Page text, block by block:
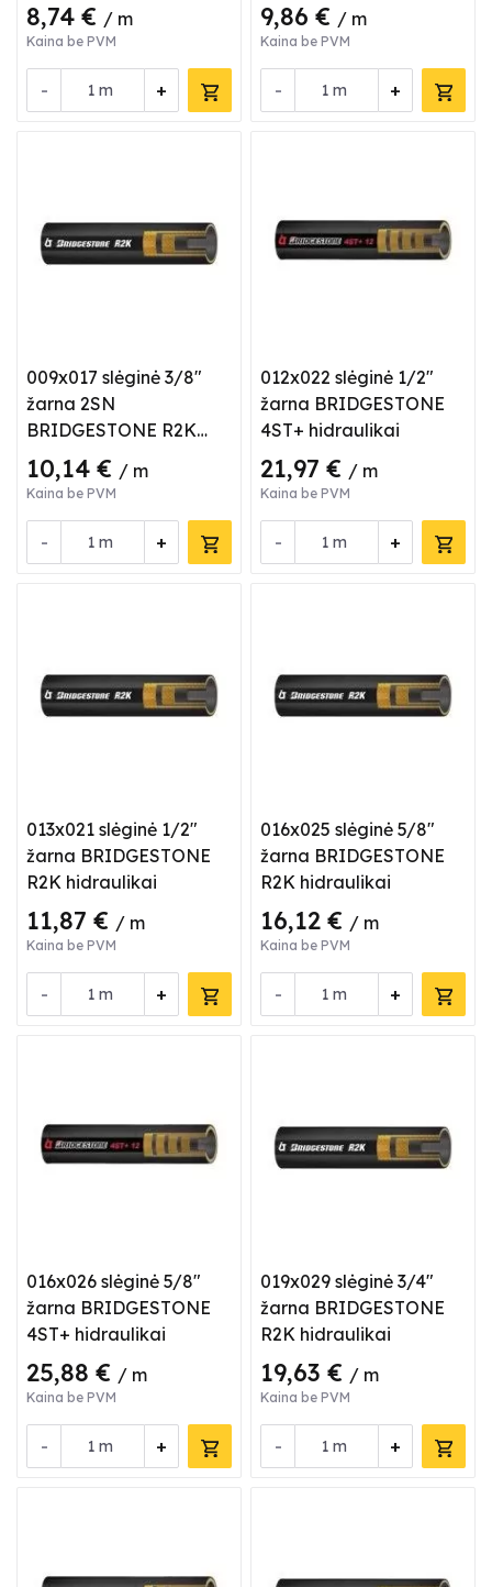
8,74 € / m
Kaina be PVM
- +
m
9,86 € / m
Kaina be PVM
- +
m
009x017 slėginė 3/8"
žarna 2SN
BRIDGESTONE R2K
hidraulikai
10,14 € / m
Kaina be PVM
- +
m
012x022 slėginė 1/2"
žarna BRIDGESTONE
4ST+ hidraulikai
21,97 € / m
Kaina be PVM
- +
m
013x021 slėginė 1/2"
žarna BRIDGESTONE
R2K hidraulikai
11,87 € / m
Kaina be PVM
- +
m
016x025 slėginė 5/8"
žarna BRIDGESTONE
R2K hidraulikai
16,12 € / m
Kaina be PVM
- +
m
016x026 slėginė 5/8"
žarna BRIDGESTONE
4ST+ hidraulikai
25,88 € / m
Kaina be PVM
- +
m
019x029 slėginė 3/4"
žarna BRIDGESTONE
R2K hidraulikai
19,63 € / m
Kaina be PVM
- +
m